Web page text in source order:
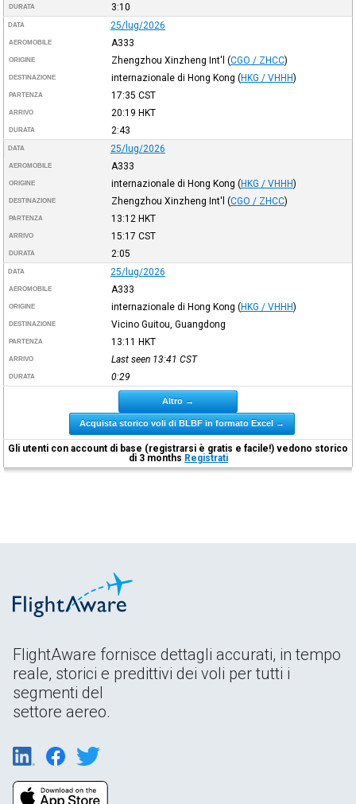
DURATA 3:10
DATA 25/lug/2026
AEROMOBILE A333
ORIGINE Zhengzhou Xinzheng Int'l (CGO / ZHCC)
DESTINAZIONE internazionale di Hong Kong (HKG / VHHH)
PARTENZA 17:35 CST
ARRIVO 20:19 HKT
DURATA 2:43
DATA 25/lug/2026
AEROMOBILE A333
ORIGINE internazionale di Hong Kong (HKG / VHHH)
DESTINAZIONE Zhengzhou Xinzheng Int'l (CGO / ZHCC)
PARTENZA 13:12 HKT
ARRIVO 15:17 CST
DURATA 2:05
DATA 25/lug/2026
AEROMOBILE A333
ORIGINE internazionale di Hong Kong (HKG / VHHH)
DESTINAZIONE Vicino Guitou, Guangdong
PARTENZA 13:11 HKT
ARRIVO Last seen 13:41 CST
DURATA 0:29
Altro →
Acquista storico voli di BLBF in formato Excel →
Gli utenti con account di base (registrarsi è gratis e facile!) vedono storico
di 3 months Registrati
FlightAware fornisce dettagli accurati, in tempo
reale, storici e predittivi dei voli per tutti i
segmenti del
settore aereo.